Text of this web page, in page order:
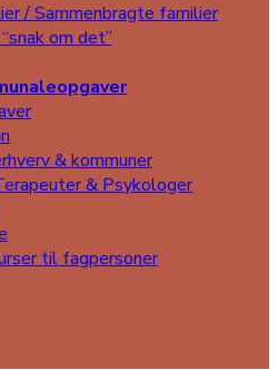
/ Sammenbragte familier
om det”
& kommuner
& Psykologer
til fagpersoner